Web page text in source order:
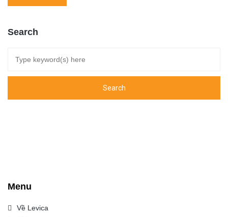
Search
Menu
Về Levica